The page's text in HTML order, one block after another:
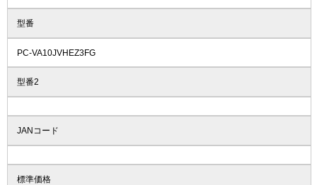
型番
PC-VA10JVHEZ3FG
型番2
JANコード
標準価格